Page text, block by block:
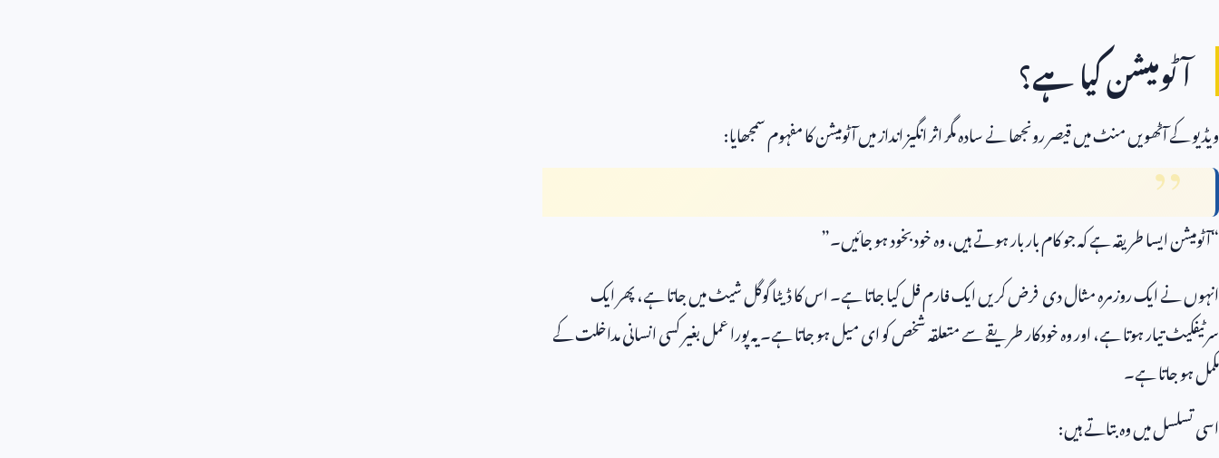
آٹومیشن کیا ہے؟
ویڈیو کے آٹھویں منٹ میں قیصر رونجھا نے سادہ مگر اثر انگیز انداز میں آٹومیشن کا مفہوم سمجھایا:
“آٹومیشن ایسا طریقہ ہے کہ جو کام بار بار ہوتے ہیں، وہ خودبخود ہو جائیں۔”
انہوں نے ایک روزمرہ مثال دی فرض کریں ایک فارم فل کیا جاتا ہے۔ اس کا ڈیٹا گوگل شیٹ میں جاتا ہے، پھر ایک
سرٹیفکیٹ تیار ہوتا ہے، اور وہ خودکار طریقے سے متعلقہ شخص کو ای میل ہو جاتا ہے۔ یہ پورا عمل بغیر کسی انسانی مداخلت کے
مکمل ہو جاتا ہے۔
اسی تسلسل میں وہ بتاتے ہیں: